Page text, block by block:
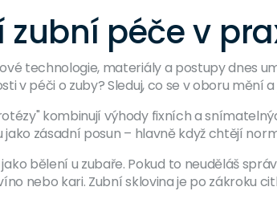
zubní péče v
technologie, materiály a postupy dnes
v péči o zuby? Sleduj, co se v oboru mění
kombinují výhody fixních a
zásadní posun – hlavně když chtějí
bělení u zubaře. Pokud to neuděláš
nebo kari. Zubní sklovina je po zákroku